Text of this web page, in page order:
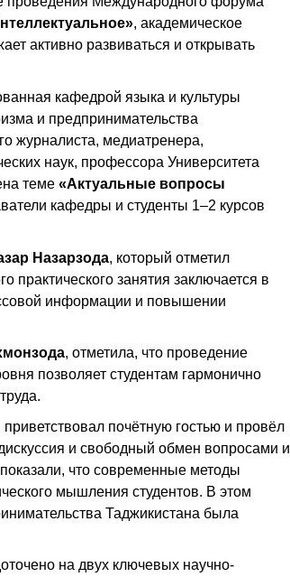
, академическое
активно развиваться и открывать
кафедрой языка и культуры
и предпринимательства
журналиста, медиатренера,
наук, профессора Университета
теме «Актуальные вопросы
кафедры и студенты 1–2 курсов
Назарзода, который отметил
практического занятия заключается в
информации и повышении
, отметила, что проведение
позволяет студентам гармонично
приветствовал почётную гостью и провёл
и свободный обмен вопросами и
что современные методы
мышления студентов. В этом
Таджикистана была
на двух ключевых научно-